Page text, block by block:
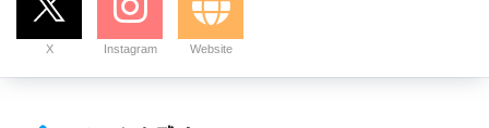
X Instagram Website